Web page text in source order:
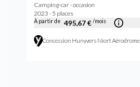
Camping-car - occasion
2023 - 5 places
À partir de 495,67 € /mois
Concession Hunyvers Niort Aérodrome